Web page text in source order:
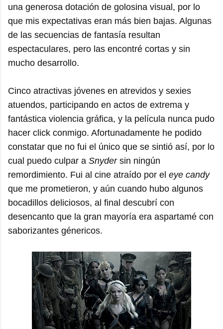
una generosa dotación de golosina visual, por lo
que mis expectativas eran más bien bajas. Algunas
de las secuencias de fantasía resultan
espectaculares, pero las encontré cortas y sin
mucho desarrollo.
Cinco atractivas jóvenes en atrevidos y sexies
atuendos, participando en actos de extrema y
fantástica violencia gráfica, y la película nunca pudo
hacer click conmigo. Afortunadamente he podido
constatar que no fui el único que se sintió así, por lo
cual puedo culpar a Snyder sin ningún
remordimiento. Fui al cine atraído por el eye candy
que me prometieron, y aún cuando hubo algunos
bocadillos deliciosos, al final descubrí con
desencanto que la gran mayoría era aspartamé con
saborizantes génericos.